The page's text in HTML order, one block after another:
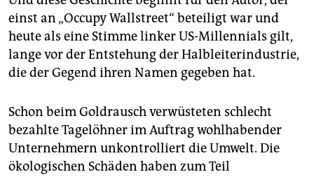
einst an „Occupy Wallstreet“ beteiligt war und
heute als eine Stimme linker US-Millennials gilt,
lange vor der Entstehung der Halbleiterindustrie,
die der Gegend ihren Namen gegeben hat.
Schon beim Goldrausch verwüsteten schlecht
bezahlte Tagelöhner im Auftrag wohlhabender
Unternehmern unkontrolliert die Umwelt. Die
ökologischen Schäden haben zum Teil